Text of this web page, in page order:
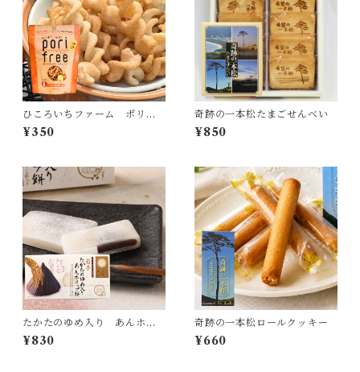
ひころいちファーム ポリフ
リー オニオン味
¥350
奇跡の一本松たまごせんべい
¥850
たかたのゆめ入り あんホイ
ップ餅
¥830
奇跡の一本松ロールクッキー
¥660